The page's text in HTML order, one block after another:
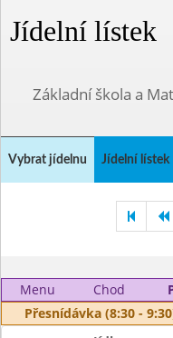
Jídelní lístek
Základní škola a
Vybrat jídelnu Jídelní lístek
Menu Chod
Přesnídávka (8:30 -